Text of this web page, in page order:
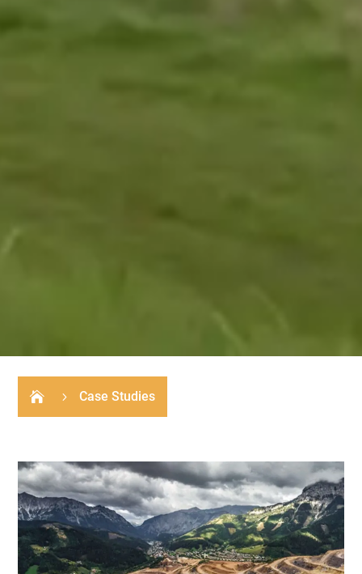
 5 Case Studies